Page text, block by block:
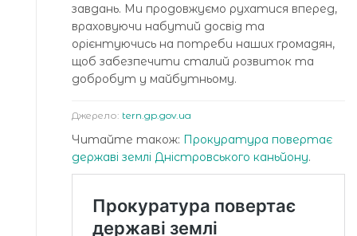
завдань. Ми продовжуємо рухатися вперед,
враховуючи набутий досвід та
орієнтуючись на потреби наших громадян,
щоб забезпечити сталий розвиток та
добробут у майбутньому.
Джерело: tern.gp.gov.ua
Читайте також: Прокуратура повертає
державі землі Дністровського каньйону.